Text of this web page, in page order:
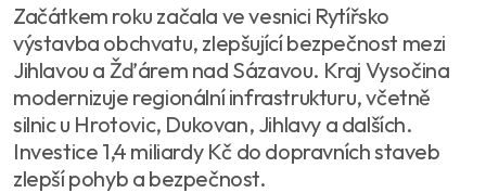
Začátkem roku začala ve vesnici Rytířsko
výstavba obchvatu, zlepšující bezpečnost mezi
Jihlavou a Žďárem nad Sázavou. Kraj Vysočina
modernizuje regionální infrastrukturu, včetně
silnic u Hrotovic, Dukovan, Jihlavy a dalších.
Investice 1,4 miliardy Kč do dopravních staveb
zlepší pohyb a bezpečnost.